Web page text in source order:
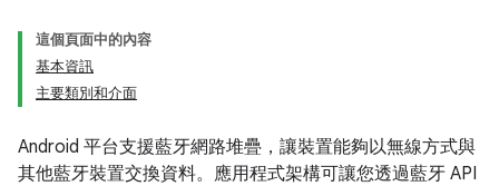
這個頁面中的內容
基本資訊
主要類別和介面
Android 平台支援藍牙網路堆疊，讓裝置能夠以無線方式與
其他藍牙裝置交換資料。應用程式架構可讓您透過藍牙 API